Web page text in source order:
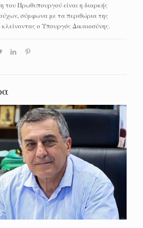
του Πρωθυπουργού είναι η διαρκής
σύμφωνα με τα περιθώρια της
κλείνοντας ο Υπουργός Δικαιοσύνης.